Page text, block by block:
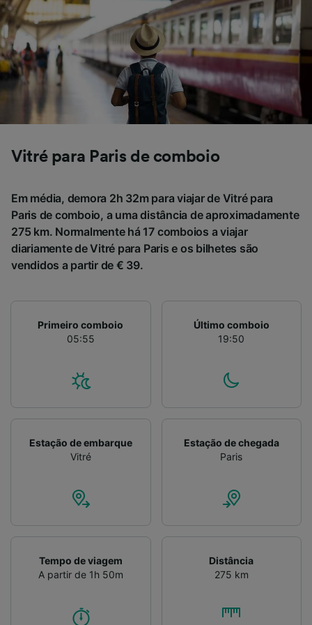
Vitré para Paris de comboio
Em média, demora 2h 32m para viajar de Vitré para
Paris de comboio, a uma distância de aproximadamente
275 km. Normalmente há 17 comboios a viajar
diariamente de Vitré para Paris e os bilhetes são
vendidos a partir de € 39.
Primeiro comboio
05:55
Último comboio
19:50
Estação de embarque
Vitré
Estação de chegada
Paris
Tempo de viagem
A partir de 1h 50m
Distância
275 km
se você tiver pedido para não ser rastreado.
Nós e nossos parceiros processamos os
dados para fornecer:
Usar dados exatos de geolocalização.
Verificar ativamente as características do
dispositivo para identificação. Armazenar e/ou
acessar informações em um dispositivo.
Publicidade e conteúdo personalizados,
de público e desenvolvimento de serviços..